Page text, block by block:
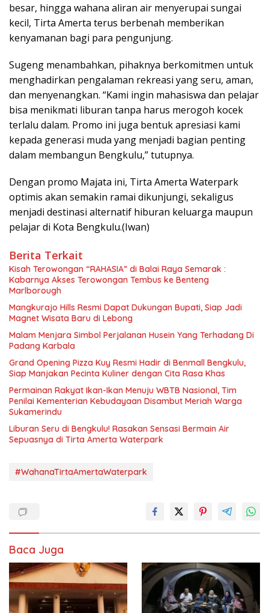
besar, hingga wahana aliran air menyerupai sungai
kecil, Tirta Amerta terus berbenah memberikan
kenyamanan bagi para pengunjung.
Sugeng menambahkan, pihaknya berkomitmen untuk
menghadirkan pengalaman rekreasi yang seru, aman,
dan menyenangkan. “Kami ingin mahasiswa dan pelajar
bisa menikmati liburan tanpa harus merogoh kocek
terlalu dalam. Promo ini juga bentuk apresiasi kami
kepada generasi muda yang menjadi bagian penting
dalam membangun Bengkulu,” tutupnya.
Dengan promo Majata ini, Tirta Amerta Waterpark
optimis akan semakin ramai dikunjungi, sekaligus
menjadi destinasi alternatif hiburan keluarga maupun
pelajar di Kota Bengkulu.(Iwan)
Berita Terkait
Kisah Terowongan “RAHASIA” di Balai Raya Semarak :
Kabarnya Akses Terowongan Tembus ke Benteng
Marlborough
Mangkurajo Hills Resmi Dapat Dukungan Bupati, Siap Jadi
Magnet Wisata Baru di Lebong
Malam Menjara Simbol Perjalanan Husein Yang Terhadang Di
Padang Karbala
Grand Opening Pizza Kuy Resmi Hadir di Benmall Bengkulu,
Siap Manjakan Pecinta Kuliner dengan Cita Rasa Khas
Permainan Rakyat Ikan-Ikan Menuju WBTB Nasional, Tim
Penilai Kementerian Kebudayaan Disambut Meriah Warga
Sukamerindu
Liburan Seru di Bengkulu! Rasakan Sensasi Bermain Air
Sepuasnya di Tirta Amerta Waterpark
#WahanaTirtaAmertaWaterpark
Baca Juga